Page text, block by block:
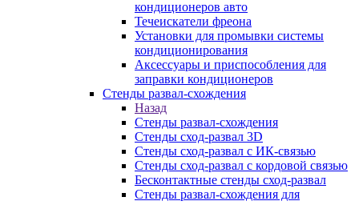
кондиционеров авто
Течеискатели фреона
Установки для промывки системы
кондиционирования
Аксессуары и приспособления для
заправки кондиционеров
Стенды развал-схождения
Назад
Стенды развал-схождения
Стенды сход-развал 3D
Стенды сход-развал с ИК-связью
Стенды сход-развал с кордовой связью
Бесконтактные стенды сход-развал
Стенды развал-схождения для